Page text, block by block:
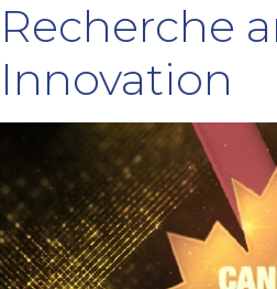
Recherche
Innovation